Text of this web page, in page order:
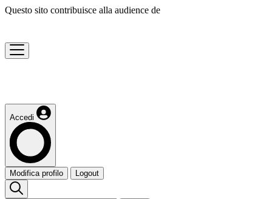
Questo sito contribuisce alla audience de
Accedi
Modifica profilo Logout